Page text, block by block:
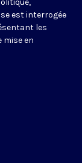
est interrogée
les
en